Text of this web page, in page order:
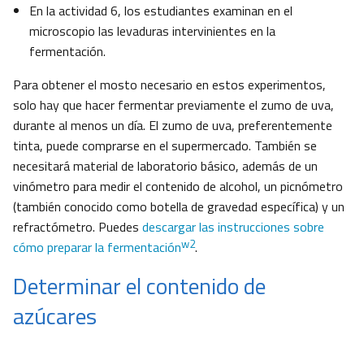
En la actividad 6, los estudiantes examinan en el
microscopio las levaduras intervinientes en la
fermentación.
Para obtener el mosto necesario en estos experimentos,
solo hay que hacer fermentar previamente el zumo de uva,
durante al menos un día. El zumo de uva, preferentemente
tinta, puede comprarse en el supermercado. También se
necesitará material de laboratorio básico, además de un
vinómetro para medir el contenido de alcohol, un picnómetro
(también conocido como botella de gravedad específica) y un
refractómetro. Puedes descargar las instrucciones sobre
cómo preparar la fermentaciónw2.
Determinar el contenido de
azúcares